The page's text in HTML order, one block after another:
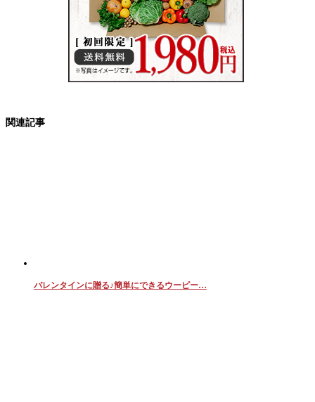
関連記事
バレンタインに贈る♪簡単にできるウーピー…